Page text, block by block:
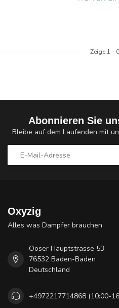
Zeige 1 - 0
Abonnieren Sie
Bleibe auf dem Laufenden mit
Oxyzig
Alles was Dampfer brauchen
Ooser Hauptstrasse 53
76532 Baden-Baden
Deutschland
+4972217714868 (10:00-